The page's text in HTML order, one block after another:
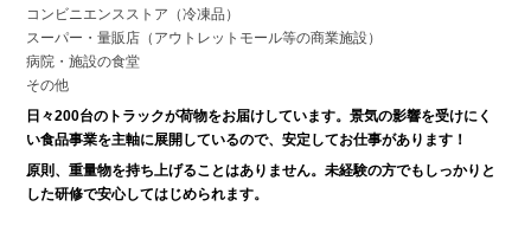
コンビニエンスストア（冷凍品）
スーパー・量販店（アウトレットモール等の商業施設）
病院・施設の食堂
その他
日々200台のトラックが荷物をお届けしています。景気の影響を受けにく
い食品事業を主軸に展開しているので、安定してお仕事があります！
原則、重量物を持ち上げることはありません。未経験の方でもしっかりと
した研修で安心してはじめられます。